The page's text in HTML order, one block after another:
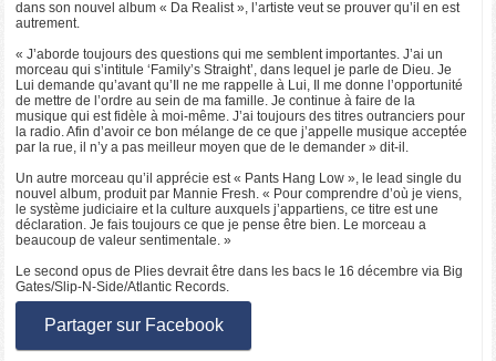
dans son nouvel album « Da Realist », l’artiste veut se prouver qu’il en est
autrement.
« J’aborde toujours des questions qui me semblent importantes. J’ai un
morceau qui s’intitule ‘Family’s Straight’, dans lequel je parle de Dieu. Je
Lui demande qu’avant qu’Il ne me rappelle à Lui, Il me donne l’opportunité
de mettre de l’ordre au sein de ma famille. Je continue à faire de la
musique qui est fidèle à moi-même. J’ai toujours des titres outranciers pour
la radio. Afin d’avoir ce bon mélange de ce que j’appelle musique acceptée
par la rue, il n’y a pas meilleur moyen que de le demander » dit-il.
Un autre morceau qu’il apprécie est « Pants Hang Low », le lead single du
nouvel album, produit par Mannie Fresh. « Pour comprendre d’où je viens,
le système judiciaire et la culture auxquels j’appartiens, ce titre est une
déclaration. Je fais toujours ce que je pense être bien. Le morceau a
beaucoup de valeur sentimentale. »
Le second opus de Plies devrait être dans les bacs le 16 décembre via Big
Gates/Slip-N-Side/Atlantic Records.
Partager sur Facebook